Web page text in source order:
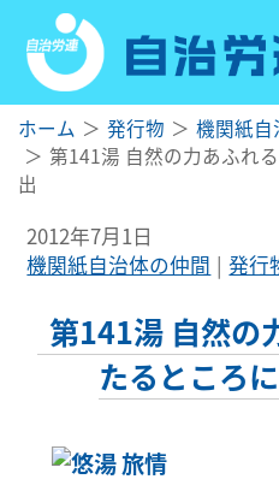
ホーム 発行物 機関紙自
第141湯 自然の力あふれ
出
2012年7月1日
機関紙自治体の仲間
発行
第141湯 自然の
たるところ